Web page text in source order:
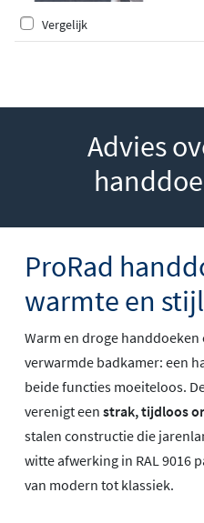
Vergelijk
Advies
ProRad
warmte en
Warm en droge handdoeken
verwarmde badkamer: een
beide functies moeiteloos.
verenigt een strak, tijdloos
stalen constructie die
witte afwerking in RAL 9016
van modern tot klassiek.